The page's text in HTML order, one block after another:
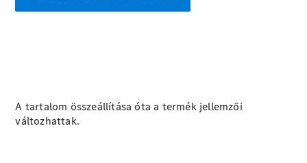
Új
osztály
G-osztály
A tartalom összeállítása óta a termék jellemzői
változhattak.